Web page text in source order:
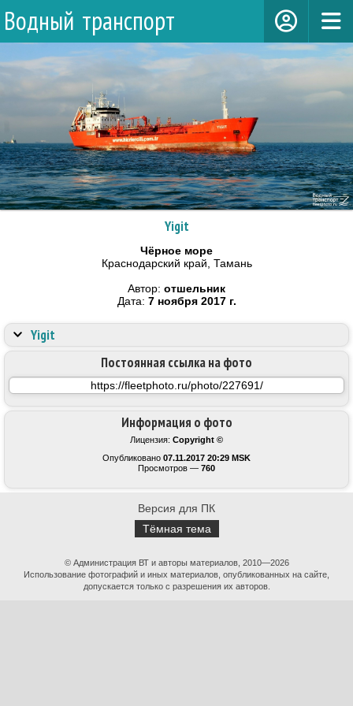
Водный транспорт
Yigit
Чёрное море
Краснодарский край, Тамань
Автор: отшельник
Дата: 7 ноября 2017 г.
Информация о фото
Лицензия: Copyright ©
Опубликовано 07.11.2017 20:29 MSK
Просмотров — 760
Постоянная ссылка на фото
Yigit
Версия для ПК
Тёмная тема
© Администрация ВТ и авторы материалов, 2010—2026
Использование фотографий и иных материалов, опубликованных на сайте,
допускается только с разрешения их авторов.